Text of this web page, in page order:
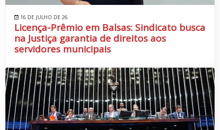
16 DE JULHO DE 26
Licença-Prêmio em Balsas: Sindicato busca
na Justiça garantia de direitos aos
servidores municipais